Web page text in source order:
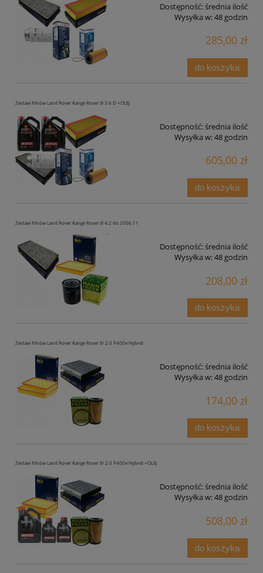
Dostępność:średnia ilość
Wysyłka w:48 godzin
285,00 zł
do koszyka
Zestaw filtrów Land Rover Range Rover III 3.6 D +OLEJ
Dostępność:średnia ilość
Wysyłka w:48 godzin
605,00 zł
do koszyka
Zestaw filtrów Land Rover Range Rover III 4.2 do 2006.11
Dostępność:średnia ilość
Wysyłka w:48 godzin
208,00 zł
do koszyka
Zestaw filtrów Land Rover Range Rover IV 2.0 P400e Hybrid
Dostępność:średnia ilość
Wysyłka w:48 godzin
174,00 zł
do koszyka
Zestaw filtrów Land Rover Range Rover IV 2.0 P400e Hybrid +OLEJ
Dostępność:średnia ilość
Wysyłka w:48 godzin
508,00 zł
do koszyka